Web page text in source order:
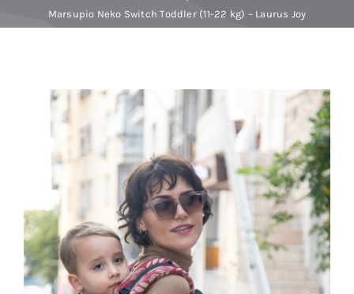
Buoni regalo
News
Marsupio Neko Switch Toddler (11-22 kg) – Laurus Joy